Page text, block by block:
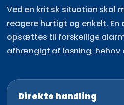
Ved en kritisk situation skal
reagere hurtigt og enkelt. En
opsættes til forskellige
afhængigt af løsning, behov
Direkte handling